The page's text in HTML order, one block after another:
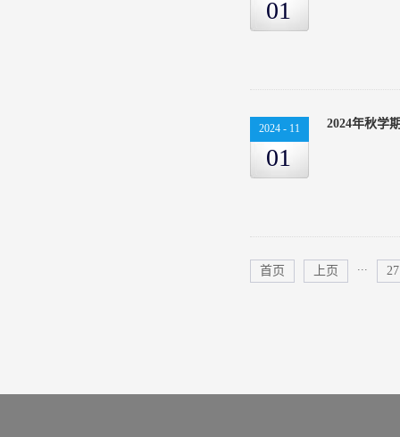
01
2024 - 11
01
2024年秋学
首页 上页 ... 27